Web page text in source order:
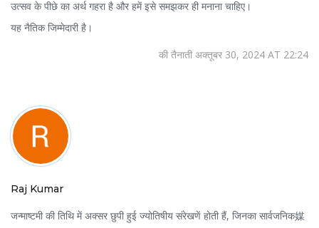
उत्सव के पीछे का अर्थ गहरा है और हमें इसे समझकर ही मनाना चाहिए।
यह नैतिक जिम्मेदारी है।
की तैनाती अक्तूबर 30, 2024 AT 22:24
Raj Kumar
जन्माष्टमी की तिथि में अक्सर छुपी हुई ज्योतिषीय संरेखणें होती हैं, जिनका सार्वजनिक媒